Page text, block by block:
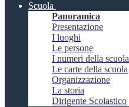
Scuola
Panoramica
Presentazione
I luoghi
Le persone
I numeri della scuola
Le carte della scuola
Organizzazione
La storia
Dirigente Scolastico